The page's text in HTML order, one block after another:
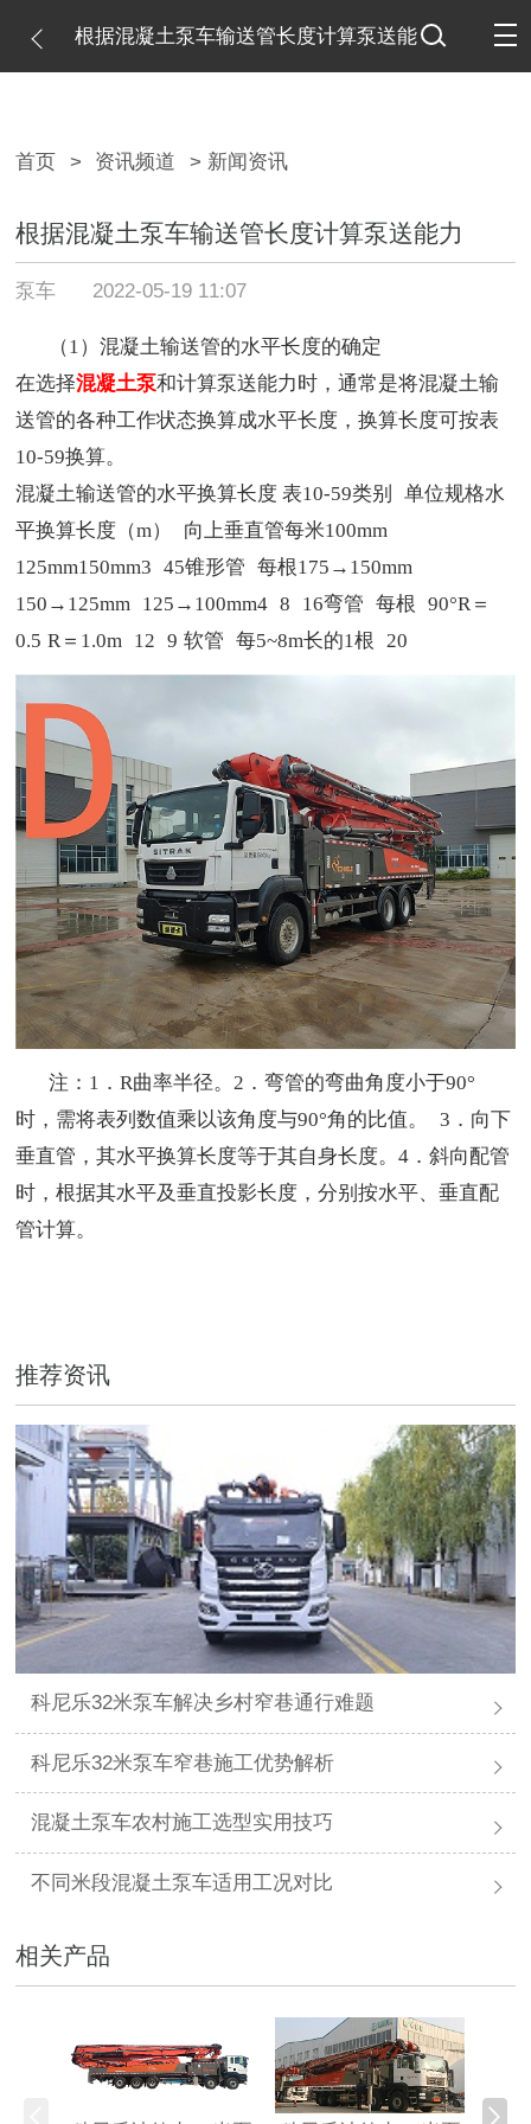
根据混凝土泵车输送管长度计算泵送能
首页 > 资讯频道 > 新闻资讯
根据混凝土泵车输送管长度计算泵送能力
泵车 2022-05-19 11:07
（1）混凝土输送管的水平长度的确定
在选择混凝土泵和计算泵送能力时，通常是将混凝土输
送管的各种工作状态换算成水平长度，换算长度可按表
10-59换算。
混凝土输送管的水平换算长度 表10-59类别 单位规格水
平换算长度（m）
向上垂直管每米100mm
125mm150mm3 45锥形管 每根175→150mm
150→125mm 125→100mm4 8 16弯管 每根
90°R＝
0.5 R＝1.0m 12 9 软管 每5~8m长的1根 20
注：1．R曲率半径。2．弯管的弯曲角度小于90°
时，需将表列数值乘以该角度与90°角的比值。
3．向下
垂直管，其水平换算长度等于其自身长度。4．斜向配管
时，根据其水平及垂直投影长度，分别按水平、垂直配
管计算。
推荐资讯
科尼乐32米泵车解决乡村窄巷通行难题
科尼乐32米泵车窄巷施工优势解析
混凝土泵车农村施工选型实用技巧
不同米段混凝土泵车适用工况对比
相关产品